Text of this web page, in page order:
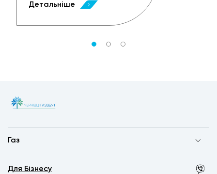
Детальніше
Газ
Для Бізнесу